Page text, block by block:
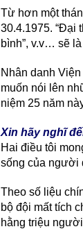
Từ hơn một
30.4.1975. “Ðại
bình”, v.v… sẽ
Nhân danh
muốn nói lên
niệm 25 năm
Xin hãy nghĩ
Hai điều tôi
sống của người
Theo số liệu
bộ đội mất tích
hằng triệu